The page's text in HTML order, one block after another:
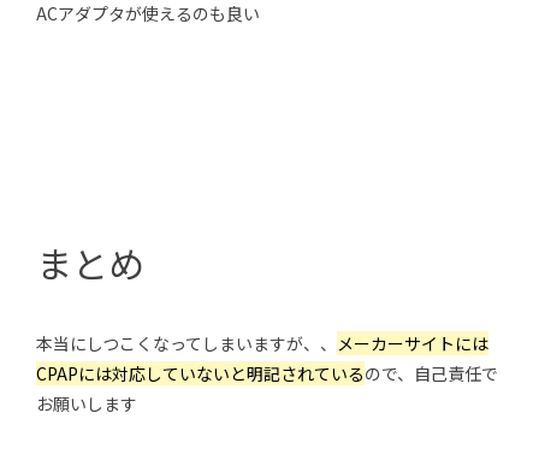
ACアダプタが使えるのも良い
まとめ
本当にしつこくなってしまいますが、、 メーカーサイトには
CPAPには対応していないと明記されているので、自己責任で
お願いします